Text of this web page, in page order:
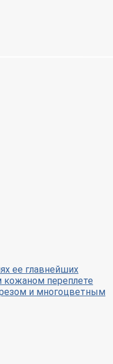
ее главнейших
кожаном переплете
и многоцветным